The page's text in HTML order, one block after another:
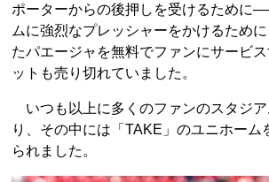
ポーターからの後押しを受けるために
ムに強烈なプレッシャーをかけるため
たパエージャを無料でファンにサービ
ットも売り切れていました。
いつも以上に多くのファンのスタジ
り、その中には「TAKE」のユニホーム
られました。